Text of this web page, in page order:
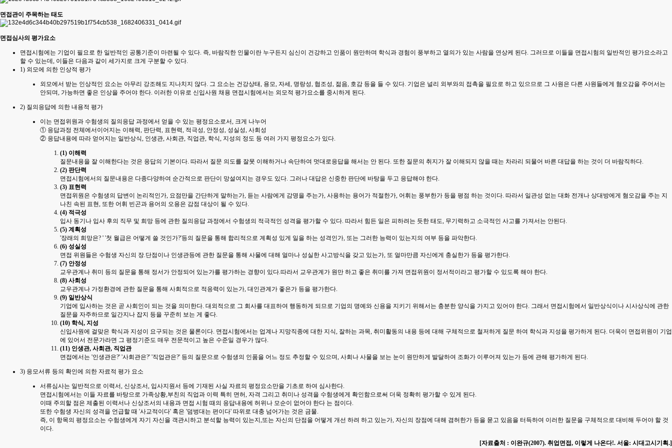
면접관이 주목하는 태도
면접심사의 평가요소
면접시험에는 기업이 필요로 한 일반적인 공통기준이 마련될 수 있다. 즉, 바람직한 인물이란 누구든지 심신이 건강하고 인품이 원만하며 학식과 경험이 풍부하고 열의가 있는 사람을 연상케 된다. 그러므로 이들을 면접시험의 일반적인 평가요소라고
할 수 있는데, 이들은 다음과 같이 세가지로 크게 구분할 수 있다.
1) 외모에 의한 인상적 평가
외모에서 받는 인상적인 요소는 아무리 강조해도 지나치지 않다. 그 요소는 건강상태, 용모, 자세, 명랑성, 협조성, 젊음, 호감 등을 들 수 있다. 기업은 널리 외부와의 접촉을 필요로 하고 있으므로 그 사원은 다른 사원들에게 혐오감을 주어서는
안되며, 가능하면 좋은 인상을 주어야 한다. 이러한 이유로 신입사원 채용 면접시험에서는 외모적 평가요소를 중시하게 된다.
2) 질의응답에 의한 내용적 평가
이는 면접위원과 수험생의 질의응답 과정에서 얻을 수 있는 평정요소로서, 크게 나누어
① 응답과정 전체에서이어지는 이해력, 판단력, 표현력, 적극성, 안정성, 성실성, 사회성
② 응답내용에 따라 얻어지는 일반상식, 인생관, 사회관, 직업관, 학식, 지성의 정도 등 여러 가지 평정요소가 있다.
(1) 이해력
질문내용을 잘 이해한다는 것은 응답의 기본이다. 따라서 질문 의도를 잘못 이해하거나 속단하여 멋대로응답을 해서는 안 된다. 또한 질문의 취지가 잘 이해되지 않을 때는 차라리 되물어 바른 대답을 하는 것이 더 바람직하다.
(2) 판단력
면접시험에서의 질문내용은 다종다양하여 순간적으로 판단이 망설여지는 경우도 있다. 그러나 대답은 신중한 판단에 바탕을 두고 응답해야 한다.
(3) 표현력
면접위원은 수험생의 답변이 논리적인가, 요점만을 간단하게 말하는가, 듣는 사람에게 감명을 주는가, 사용하는 용어가 적절한가, 어휘는 풍부한가 등을 평점 하는 것이다. 따라서 일관성 없는 대화 전개나 상대방에게 혐오감을 주는 지
나친 속된 표현, 또한 어휘 빈곤과 용어의 오용은 감점 대상이 될 수 있다.
(4) 적극성
입사 동기나 입사 후의 직무 및 희망 등에 관한 질의응답 과정에서 수험생의 적극적인 성격을 평가할 수 있다. 따라서 힘든 일은 피하려는 듯한 태도, 무기력하고 소극적인 사고를 가져서는 안된다.
(5) 계획성
'장래의 희망은? ' '첫 월급은 어떻게 쓸 것인가?'등의 질문을 통해 합리적으로 계획성 있게 일을 하는 성격인가, 또는 그러한 능력이 있는지의 여부 등을 파악한다.
(6) 성실성
면접 위원들은 수험생 자신의 장.단점이나 인생관등에 관한 질문을 통해 사물에 대해 얼마나 성실한 사고방식을 갖고 있는가, 또 얼마만큼 자신에게 충실한가 등을 평가한다.
(7) 안정성
교우관계나 취미 등의 질문을 통해 정서가 안정되어 있는가를 평가하는 경향이 있다.따라서 교우관계가 원만 하고 좋은 취미를 가져 면접위원이 정서적이라고 평가할 수 있도록 해야 한다.
(8) 사회성
교우관계나 가정환경에 관한 질문을 통해 사회적으로 적응력이 있는가, 대인관계가 좋은가 등을 평가한다.
(9) 일반상식
기업에 입사하는 것은 곧 사회인이 되는 것을 의미한다. 대외적으로 그 회사를 대표하여 행동하게 되므로 기업의 명예와 신용을 지키기 위해서는 충분한 양식을 가지고 있어야 한다. 그래서 면접시험에서 일반상식이나 시사상식에 관한
질문을 자주하므로 일간지나 잡지 등을 꾸준히 보는 게 좋다.
(10) 학식, 지성
신입사원에 걸맞은 학식과 지성이 요구되는 것은 물론이다. 면접시험에서는 업계나 지망직종에 대한 지식, 잘하는 과목, 취미활동의 내용 등에 대해 구체적으로 철저하게 질문 하여 학식과 지성을 평가하게 된다. 더욱이 면접위원이 기업
에 있어서 전문가라면 그 평정기준도 매우 전문적이고 높은 수준일 경우가 많다.
(11) 인생관, 사회관, 직업관
면접에서는 '인생관은?' '사회관은?' '직업관은?' 등의 질문으로 수험생의 인품을 어느 정도 추정할 수 있으며, 사회나 사물을 보는 눈이 원만하게 발달하여 조화가 이루어져 있는가 등에 관해 평가하게 된다.
3) 응모서류 등의 확인에 의한 자료적 평가 요소
서류심사는 일반적으로 이력서, 신상조서, 입사지원서 등에 기재된 사실 자료의 평정요소만을 기초로 하여 심사한다.
면접시험에서는 이들 자료를 바탕으로 가족상황,부친의 직업과 이력 특히 면허, 자격 그리고 취미나 성격을 수험생에게 확인함으로써 더욱 정확히 평가할 수 있게 된다.
이때 주의할 점은 제출된 이력서나 신상조서의 내용과 면접 시험 때의 응답내용에 허위나 모순이 없어야 한다 는 점이다.
또한 수험생 자신의 성격을 언급할 때 '사교적이다' 혹은 '덤벙대는 편이다' 따위로 대충 넘어가는 것은 금물.
즉, 이 항목의 평정요소는 수험생에게 자기 자신을 객관시하고 분석할 능력이 있는지,또는 자신의 단점을 어떻게 개선 하려 하고 있는가, 자신의 장점에 대해 겸허한가 등을 묻고 있음을 터득하여 이러한 질문을 구체적으로 대비해 두어야 할 것
이다.
[자료출처 : 이완규(2007). 취업면접, 이렇게 나온다!. 서울: 시대고시기획.]